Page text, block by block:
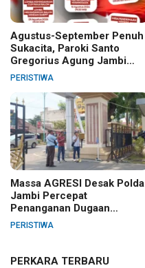
Agustus-September Penuh
Sukacita, Paroki Santo
Gregorius Agung Jambi
Gelar Berbagai Kegiatan
PERISTIWA
Massa AGRESI Desak Polda
Jambi Percepat
Penanganan Dugaan
Pelanggaran Hak Cipta Buku
PERISTIWA
PERKARA TERBARU